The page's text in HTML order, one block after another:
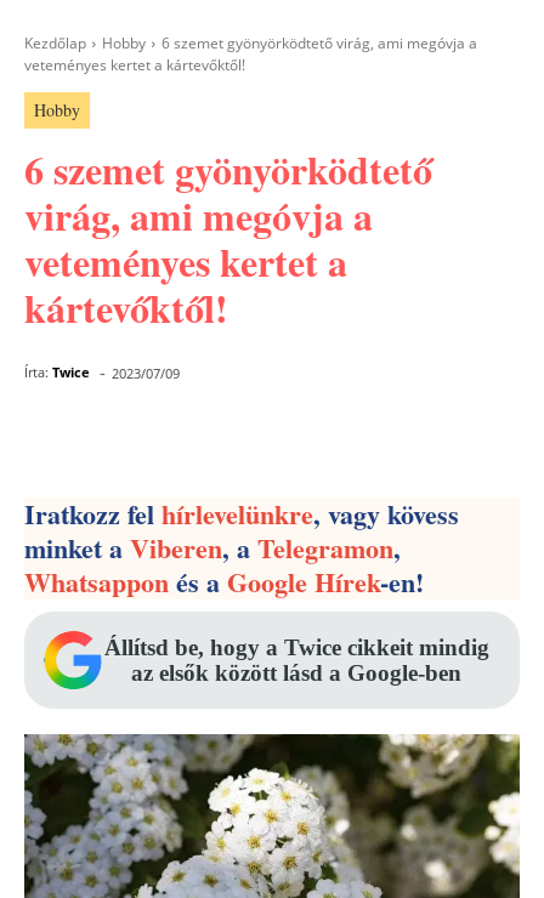
Kezdőlap Hobby
6 szemet gyönyörködtető virág, ami megóvja a
veteményes kertet a kártevőktől!
Hobby
6 szemet gyönyörködtető
virág, ami megóvja a
veteményes kertet a
kártevőktől!
Írta: Twice - 2023/07/09
Iratkozz felhírlevelünkre, vagy kövess
minket aViberen, aTelegramon,
Whatsapponés aGoogle Hírek-en!
Állítsd be, hogy a Twice cikkeit mindig
az elsők között lásd a Google-ben